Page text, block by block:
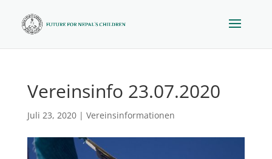
Vereinsinfo 23.07.2020
Juli 23, 2020| Vereinsinformationen